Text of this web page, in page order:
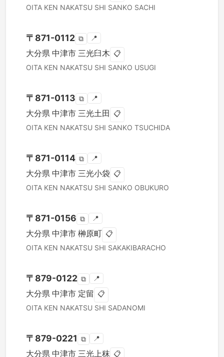
OITA KEN NAKATSU SHI SANKO SACHI
〒 871-0112 ⧉ 📍
大分県 中津市 三光臼木 📋
OITA KEN NAKATSU SHI SANKO USUGI
〒 871-0113 ⧉ 📍
大分県 中津市 三光土田 📋
OITA KEN NAKATSU SHI SANKO TSUCHIDA
〒 871-0114 ⧉ 📍
大分県 中津市 三光小袋 📋
OITA KEN NAKATSU SHI SANKO OBUKURO
〒 871-0156 ⧉ 📍
大分県 中津市 榊原町 📋
OITA KEN NAKATSU SHI SAKAKIBARACHO
〒 879-0122 ⧉ 📍
大分県 中津市 定留 📋
OITA KEN NAKATSU SHI SADANOMI
〒 879-0221 ⧉ 📍
大分県 中津市 三光上秣 📋